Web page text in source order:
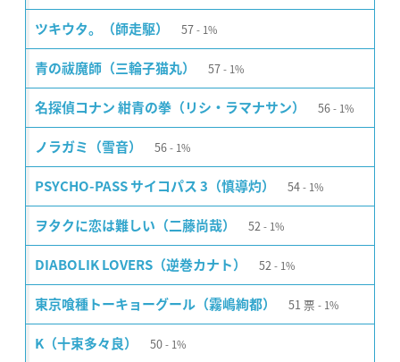
ツキウタ。（師走駆） 57 1%
青の祓魔師（三輪子猫丸） 57 1%
名探偵コナン 紺青の拳（リシ・ラマナサン） 56 1%
ノラガミ（雪音） 56 1%
PSYCHO-PASS サイコパス 3（慎導灼） 54 1%
ヲタクに恋は難しい（二藤尚哉） 52 1%
DIABOLIK LOVERS（逆巻カナト） 52 1%
東京喰種トーキョーグール（霧嶋絢都） 51 票 1%
K（十束多々良） 50 1%